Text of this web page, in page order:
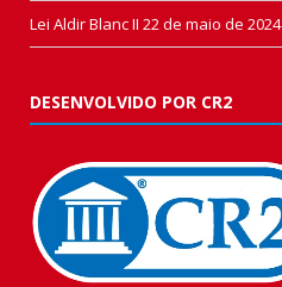
Lei Aldir Blanc II 22 de maio de 2024
DESENVOLVIDO POR CR2